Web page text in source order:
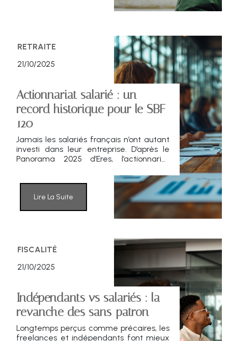
RETRAITE
21/10/2025
Actionnariat salarié : un
record historique pour le SBF
120
Jamais les salariés français n’ont autant
investi dans leur entreprise. D’après le
Panorama 2025 d’Eres, l’actionnariat
avec 43 opérations collectives et plus de
4,7 milliards d’euros levés. La France
reste le champion européen de ce
Lire La Suite
FISCALITÉ
21/10/2025
Indépendants vs salariés : la
revanche des sans-patron
Longtemps perçus comme précaires, les
freelances et indépendants font mieux